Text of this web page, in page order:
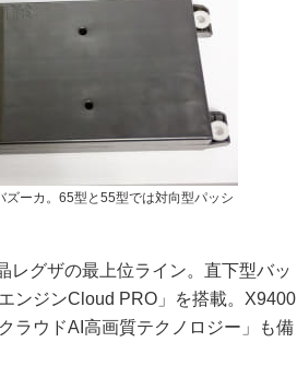
ーカ。65型と55型では対向型パッシ
レグザの最上位ライン。直下型バッ
ンジンCloud PRO」を搭載。X9400
ラウドAI高画質テクノロジー」も備